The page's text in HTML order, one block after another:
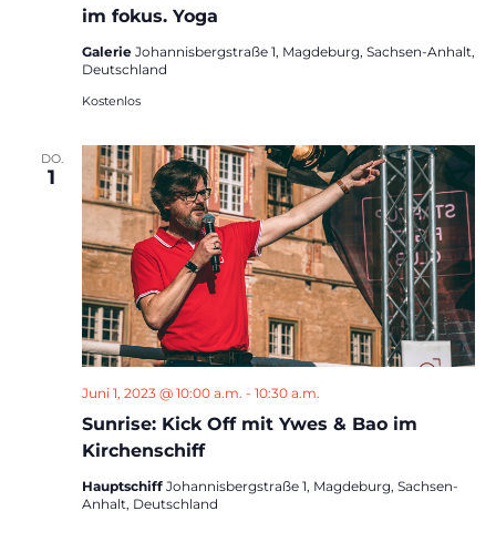
im fokus. Yoga
Galerie Johannisbergstraße 1, Magdeburg, Sachsen-Anhalt,
Deutschland
Kostenlos
DO.
1
Sunrise: Kick Off mit Ywes & Bao im
Kirchenschiff
Juni 1, 2023 @ 10:00 a.m. - 10:30 a.m.
Hauptschiff Johannisbergstraße 1, Magdeburg, Sachsen-
Anhalt, Deutschland